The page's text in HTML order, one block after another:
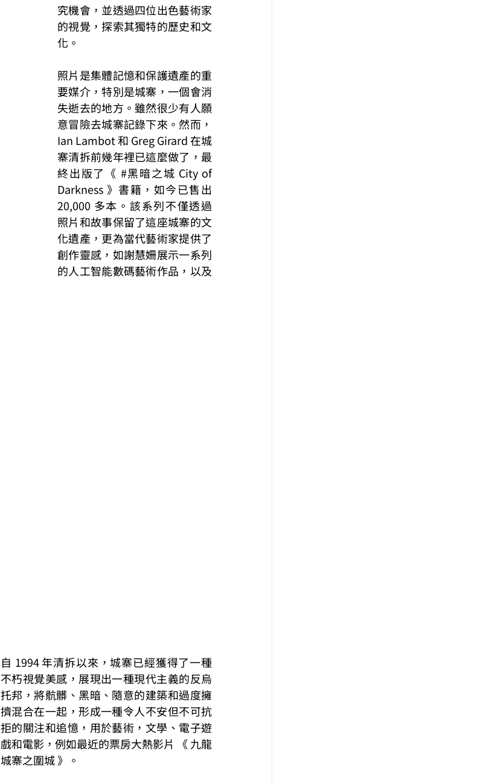
究機會，並透過四位出色藝術家
的視覺，探索其獨特的歷史和⽂
化。
照⽚是集體記憶和保護遺產的重
要媒介，特別是城寨，⼀個會消
失逝去的地⽅。雖然很少有⼈願
意冒險去城寨記錄下來。然⽽，
Ian Lambot 和 Greg Girard 在城
寨清拆前幾年裡已這麼做了，最
終出版了《 #⿊暗之城 City of
Darkness 》書籍，如今已售出
20,000 多本。該系列不僅透過
照⽚和故事保留了這座城寨的⽂
化遺產，更為當代藝術家提供了
創作靈感，如謝慧姍展示⼀系列
的⼈⼯智能數碼藝術作品，以及
⾃ 1994 年清拆以來，城寨已經獲得了⼀種
不朽視覺美感，展現出⼀種現代主義的反烏
托邦，將骯髒、⿊暗、隨意的建築和過度擁
擠混合在⼀起，形成⼀種令⼈不安但不可抗
拒的關注和追憶，⽤於藝術，⽂學、電⼦遊
戲和電影，例如最近的票房⼤熱影⽚ 《 九⿓
城寨之圍城 》。